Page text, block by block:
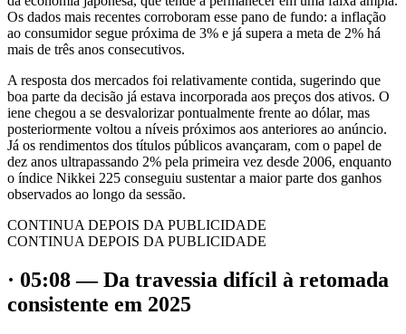
Os dados mais recentes corroboram esse pano de fundo: a inflação
ao consumidor segue próxima de 3% e já supera a meta de 2% há
mais de três anos consecutivos.
A resposta dos mercados foi relativamente contida, sugerindo que
boa parte da decisão já estava incorporada aos preços dos ativos. O
iene chegou a se desvalorizar pontualmente frente ao dólar, mas
posteriormente voltou a níveis próximos aos anteriores ao anúncio.
Já os rendimentos dos títulos públicos avançaram, com o papel de
dez anos ultrapassando 2% pela primeira vez desde 2006, enquanto
o índice Nikkei 225 conseguiu sustentar a maior parte dos ganhos
observados ao longo da sessão.
CONTINUA DEPOIS DA PUBLICIDADE
CONTINUA DEPOIS DA PUBLICIDADE
· 05:08 — Da travessia difícil à retomada
consistente em 2025